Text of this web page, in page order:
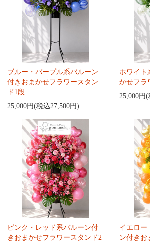
ブルー・パープル系バルーン
付きおまかせフラワースタン
ド1段
25,000円(税込27,500円)
ホワイト
かせフラ
25,000円(
ピンク・レッド系バルーン付
きおまかせフラワースタンド2
イエロー
ン付きお